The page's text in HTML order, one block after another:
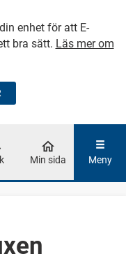
enhet för att E-
bra sätt. Läs mer om
GÅ DIREKT TILL
Min sida Meny